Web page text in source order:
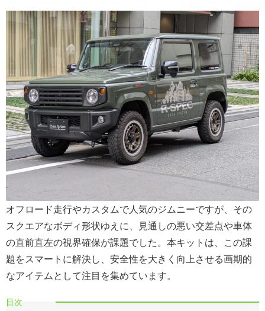
オフロード走行やカスタムで人気のジムニーですが、その
スクエアなボディ形状ゆえに、見通しの悪い交差点や車体
の直前直左の視界確保が課題でした。本キットは、この課
題をスマートに解決し、安全性を大きく向上させる画期的
なアイテムとして注目を集めています。
目次